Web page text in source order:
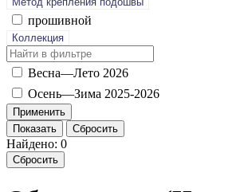
про­шив­ной
Коллекция
Вес­на—Ле­то 2026
Осень—Зи­ма 2025-2026
Показать Сбросить
Найдено: 0
Сбросить